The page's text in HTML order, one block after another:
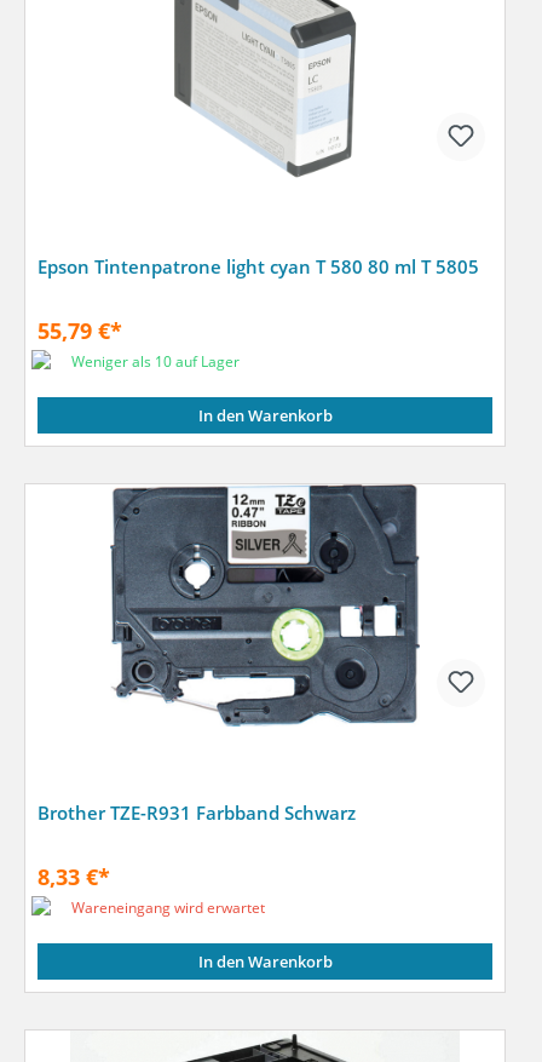
Epson Tintenpatrone light cyan T 580 80 ml T 5805
55,79 €*
Weniger als 10 auf Lager
In den Warenkorb
Brother TZE-R931 Farbband Schwarz
8,33 €*
Wareneingang wird erwartet
In den Warenkorb